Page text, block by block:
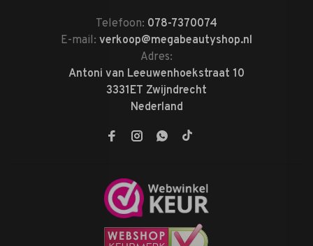
Telefoon: 078-7370074
E-mail: verkoop@megabeautyshop.nl
Adres:
Antoni van Leeuwenhoekstraat 10
3331ET Zwijndrecht
Nederland